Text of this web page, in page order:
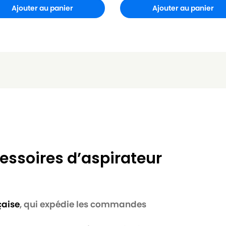
Ajouter au panier Ajouter au panier
d’aspirateur
, qui expédie les commandes